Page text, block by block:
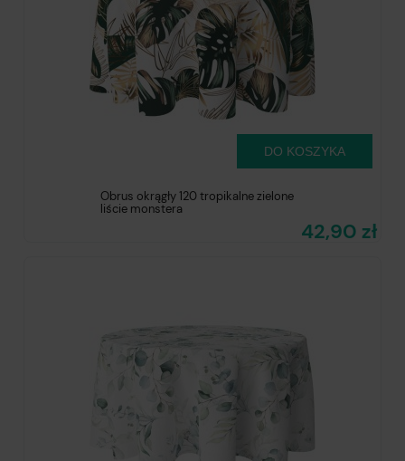
Obrus okrągły 120 tropikalne zielone
liście monstera
42,90 zł
DO KOSZYKA